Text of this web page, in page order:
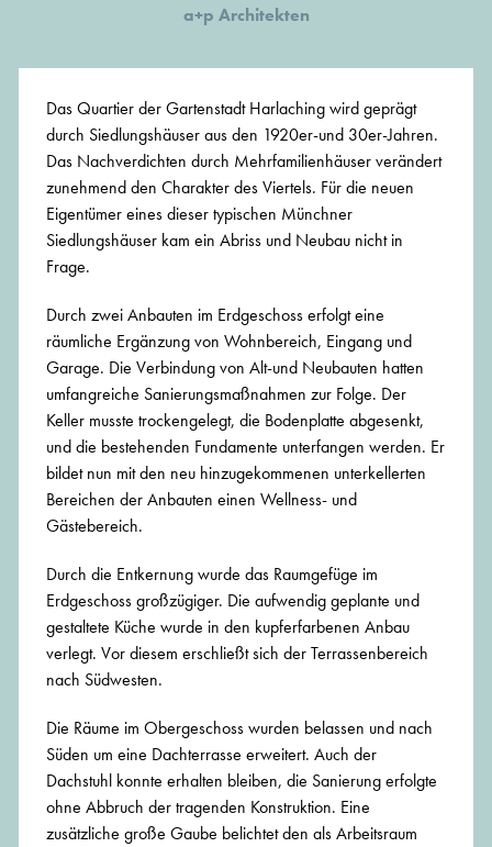
a+p Architekten
Das Quartier der Gartenstadt Harlaching wird geprägt
durch Siedlungshäuser aus den 1920er-und 30er-Jahren.
Das Nachverdichten durch Mehrfamilienhäuser verändert
zunehmend den Charakter des Viertels. Für die neuen
Eigentümer eines dieser typischen Münchner
Siedlungshäuser kam ein Abriss und Neubau nicht in
Frage.
Durch zwei Anbauten im Erdgeschoss erfolgt eine
räumliche Ergänzung von Wohnbereich, Eingang und
Garage. Die Verbindung von Alt-und Neubauten hatten
umfangreiche Sanierungsmaßnahmen zur Folge. Der
Keller musste trockengelegt, die Bodenplatte abgesenkt,
und die bestehenden Fundamente unterfangen werden. Er
bildet nun mit den neu hinzugekommenen unterkellerten
Bereichen der Anbauten einen Wellness- und
Gästebereich.
Durch die Entkernung wurde das Raumgefüge im
Erdgeschoss großzügiger. Die aufwendig geplante und
gestaltete Küche wurde in den kupferfarbenen Anbau
verlegt. Vor diesem erschließt sich der Terrassenbereich
nach Südwesten.
Die Räume im Obergeschoss wurden belassen und nach
Süden um eine Dachterrasse erweitert. Auch der
Dachstuhl konnte erhalten bleiben, die Sanierung erfolgte
ohne Abbruch der tragenden Konstruktion. Eine
zusätzliche große Gaube belichtet den als Arbeitsraum